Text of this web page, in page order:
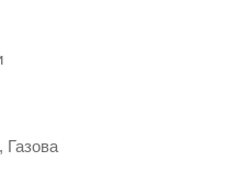
Газова